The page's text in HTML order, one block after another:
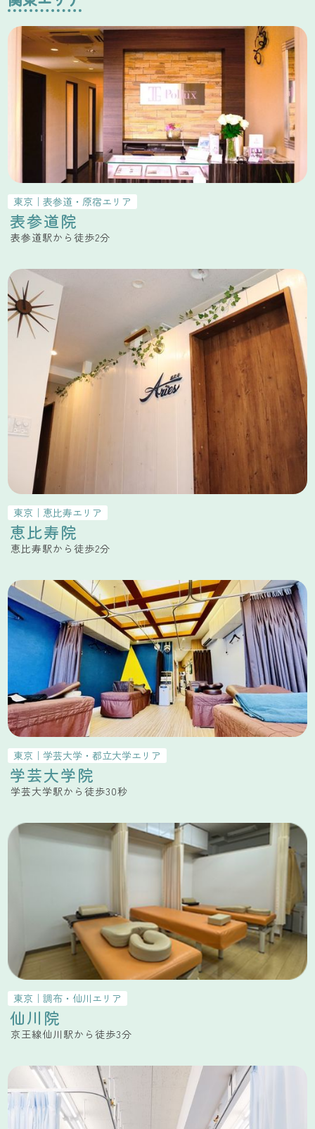
東京 ｜表参道・原宿エリア
表参道院
表参道駅から徒歩2分
東京 ｜ 恵比寿エリア
恵比寿院
恵比寿駅から徒歩2分
東京 ｜ 学芸大学・都立大学エリア
学芸大学院
学芸大学駅から徒歩30秒
東京 ｜調布・仙川エリア
仙川院
京王線仙川駅から徒歩3分